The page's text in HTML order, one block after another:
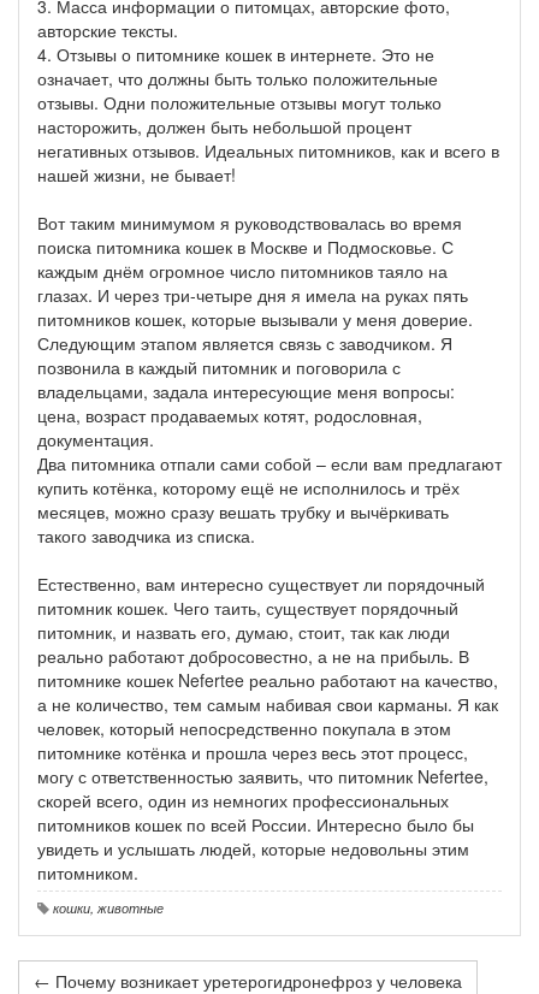
3. Масса информации о питомцах, авторские фото,
авторские тексты.
4. Отзывы о питомнике кошек в интернете. Это не
означает, что должны быть только положительные
отзывы. Одни положительные отзывы могут только
насторожить, должен быть небольшой процент
негативных отзывов. Идеальных питомников, как и всего в
нашей жизни, не бывает!
Вот таким минимумом я руководствовалась во время
поиска питомника кошек в Москве и Подмосковье. С
каждым днём огромное число питомников таяло на
глазах. И через три-четыре дня я имела на руках пять
питомников кошек, которые вызывали у меня доверие.
Следующим этапом является связь с заводчиком. Я
позвонила в каждый питомник и поговорила с
владельцами, задала интересующие меня вопросы:
цена, возраст продаваемых котят, родословная,
документация.
Два питомника отпали сами собой – если вам предлагают
купить котёнка, которому ещё не исполнилось и трёх
месяцев, можно сразу вешать трубку и вычёркивать
такого заводчика из списка.
Естественно, вам интересно существует ли порядочный
питомник кошек. Чего таить, существует порядочный
питомник, и назвать его, думаю, стоит, так как люди
реально работают добросовестно, а не на прибыль. В
питомнике кошек Nefertee реально работают на качество,
а не количество, тем самым набивая свои карманы. Я как
человек, который непосредственно покупала в этом
питомнике котёнка и прошла через весь этот процесс,
могу с ответственностью заявить, что питомник Nefertee,
скорей всего, один из немногих профессиональных
питомников кошек по всей России. Интересно было бы
увидеть и услышать людей, которые недовольны этим
питомником.
кошки, животные
← Почему возникает уретерогидронефроз у человека